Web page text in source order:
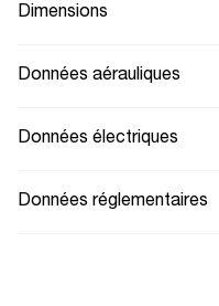
Dimensions
Données aérauliques
Données électriques
Données réglementaires